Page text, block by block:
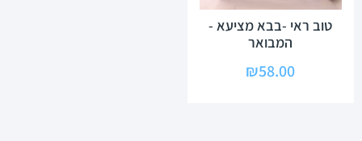
טוב ראי -בבא מציעא -
המבואר
₪58.00